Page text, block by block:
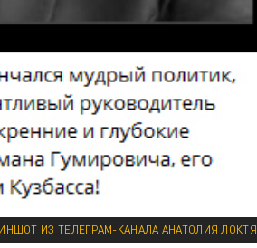
ИЗ ТЕЛЕГРАМ-КАНАЛА АНАТОЛИЯ ЛОКТЯ